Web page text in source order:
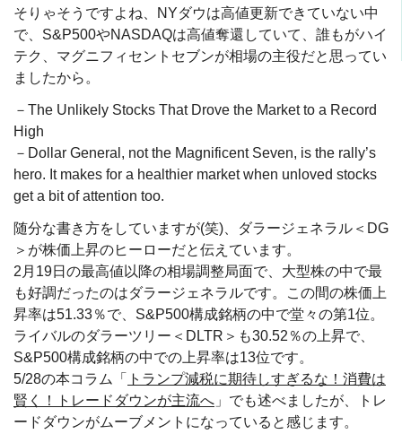
そりゃそうですよね、NYダウは高値更新できていない中
で、S&P500やNASDAQは高値奪還していて、誰もがハイ
テク、マグニフィセントセブンが相場の主役だと思ってい
ましたから。
－The Unlikely Stocks That Drove the Market to a Record
High
－Dollar General, not the Magnificent Seven, is the rally’s
hero. It makes for a healthier market when unloved stocks
get a bit of attention too.
随分な書き方をしていますが(笑)、ダラージェネラル＜DG
＞が株価上昇のヒーローだと伝えています。
2月19日の最高値以降の相場調整局面で、大型株の中で最
も好調だったのはダラージェネラルです。この間の株価上
昇率は51.33％で、S&P500構成銘柄の中で堂々の第1位。
ライバルのダラーツリー＜DLTR＞も30.52％の上昇で、
S&P500構成銘柄の中での上昇率は13位です。
5/28の本コラム「
トランプ減税に期待しすぎるな！消費は
賢く！トレードダウンが主流へ 」でも述べましたが、トレ
ードダウンがムーブメントになっていると感じます。